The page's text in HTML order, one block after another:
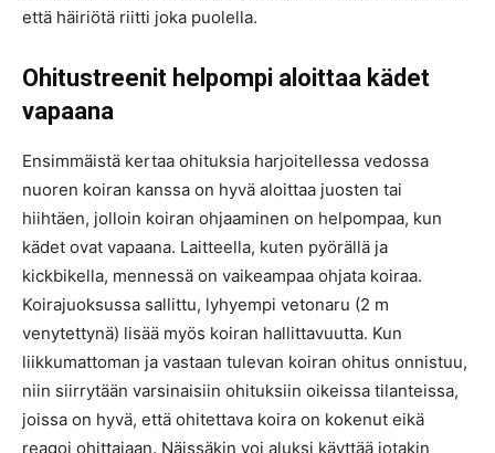
että häiriötä riitti joka puolella.
Ohitustreenit helpompi aloittaa kädet
vapaana
Ensimmäistä kertaa ohituksia harjoitellessa vedossa
nuoren koiran kanssa on hyvä aloittaa juosten tai
hiihtäen, jolloin koiran ohjaaminen on helpompaa, kun
kädet ovat vapaana. Laitteella, kuten pyörällä ja
kickbikella, mennessä on vaikeampaa ohjata koiraa.
Koirajuoksussa sallittu, lyhyempi vetonaru (2 m
venytettynä) lisää myös koiran hallittavuutta. Kun
liikkumattoman ja vastaan tulevan koiran ohitus onnistuu,
niin siirrytään varsinaisiin ohituksiin oikeissa tilanteissa,
joissa on hyvä, että ohitettava koira on kokenut eikä
reagoi ohittajaan. Näissäkin voi aluksi käyttää jotakin